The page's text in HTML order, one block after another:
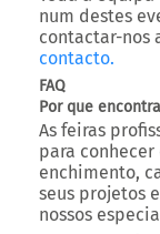
FAQ
Por que
As feiras
para conhecer
enchimento,
seus projetos
nossos
Que setores de
da CDA?
Indústria